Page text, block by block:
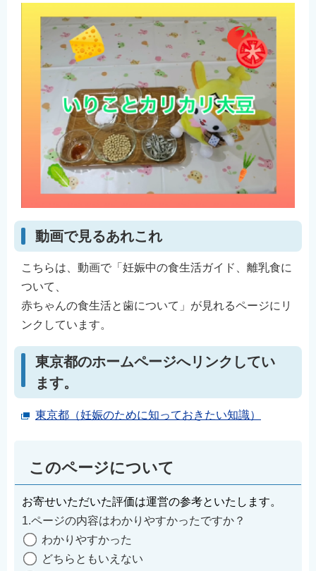
動画で見るあれこれ
こちらは、動画で「妊娠中の食生活ガイド、離乳食に
ついて、
赤ちゃんの食生活と歯について」が見れるページにリ
ンクしています。
東京都のホームページへリンクしてい
ます。
東京都（妊娠のために知っておきたい知識）
このページについて
お寄せいただいた評価は運営の参考といたします。
1.ページの内容はわかりやすかったですか？
わかりやすかった
どちらともいえない